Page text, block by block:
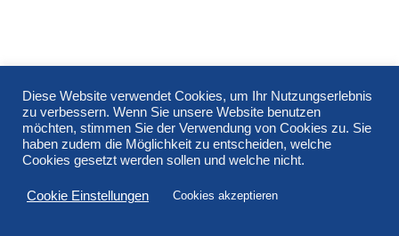
Christian Janele
Diese Website verwendet Cookies, um Ihr Nutzungserlebnis
zu verbessern. Wenn Sie unsere Website benutzen
möchten, stimmen Sie der Verwendung von Cookies zu. Sie
haben zudem die Möglichkeit zu entscheiden, welche
Cookies gesetzt werden sollen und welche nicht.
Cookie Einstellungen Cookies akzeptieren